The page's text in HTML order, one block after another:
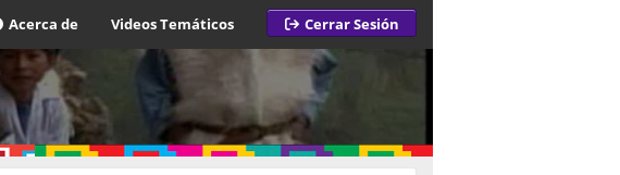
Acerca de Videos Temáticos Cerrar Sesión